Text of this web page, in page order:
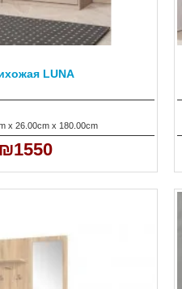
x 26.00cm x 180.00cm
LUNA
₪1550